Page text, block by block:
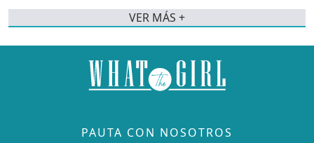
VER MÁS +
PAUTA CON NOSOTROS